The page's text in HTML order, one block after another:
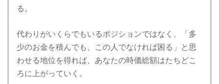
る。
代わりがいくらでもいるポジションではなく、「多
少のお金を積んでも、この人でなければ困る」と思
わせる地位を得れば、あなたの時価総額はたちどこ
ろに上がっていく。